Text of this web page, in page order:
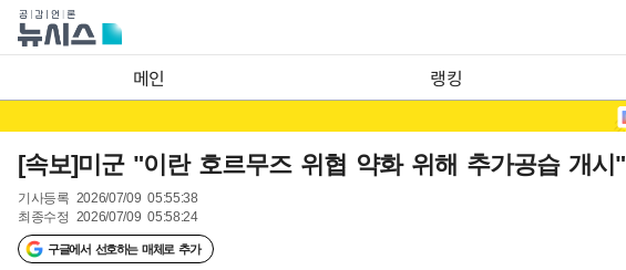
메인 랭킹
[속보]미군 "이란 호르무즈 위협 약화 위해 추가공습 개시"
기사등록 2026/07/09 05:55:38
최종수정 2026/07/09 05:58:24
구글에서 선호하는 매체로 추가